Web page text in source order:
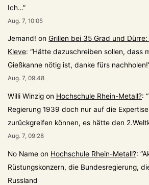
Ich…”
Aug. 7, 10:05
Jemand! on Grillen bei 35 Grad und
Kleve: “Hätte dazuschreiben sollen, dass
Gießkanne nötig ist, danke fürs nachholen!
Aug. 7, 09:48
Willi Winzig on Hochschule Rhein-Metall?: “
Regierung 1939 doch nur auf die
zurückgreifen können, es hätte den
Aug. 7, 09:28
No Name on Hochschule Rhein-Metall?: “
Rüstungskonzern, die Bundesregierung,
Russland